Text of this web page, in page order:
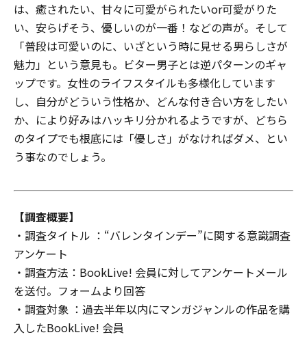
は、癒されたい、甘々に可愛がられたいor可愛がりた
い、安らげそう、優しいのが一番！などの声が。そして
「普段は可愛いのに、いざという時に見せる男らしさが
魅力」という意見も。ビター男子とは逆パターンのギャ
ップです。女性のライフスタイルも多様化しています
し、自分がどういう性格か、どんな付き合い方をしたい
か、により好みはハッキリ分かれるようですが、どちら
のタイプでも根底には「優しさ」がなければダメ、とい
う事なのでしょう。
【調査概要】
・調査タイトル ：“バレンタインデー”に関する意識調査
アンケート
・調査方法：BookLive! 会員に対してアンケートメール
を送付。フォームより回答
・調査対象 ：過去半年以内にマンガジャンルの作品を購
入したBookLive! 会員